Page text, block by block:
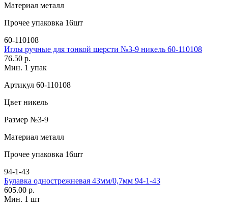
Материал металл
Прочее упаковка 16шт
60-110108
Иглы ручные для тонкой шерсти №3-9 никель 60-110108
76.50 р.
Мин. 1 упак
Артикул 60-110108
Цвет никель
Размер №3-9
Материал металл
Прочее упаковка 16шт
94-1-43
Булавка однострежневая 43мм/0,7мм 94-1-43
605.00 р.
Мин. 1 шт